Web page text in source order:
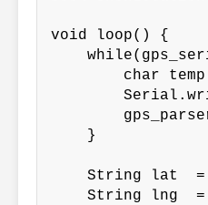
void loop() {
char temp
    }
String lat  =
String lng  =